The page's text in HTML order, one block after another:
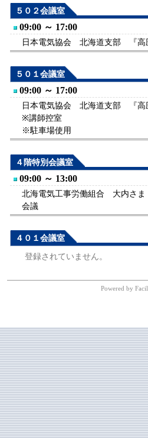
５０２会議室
09:00 ～ 17:00
日本電気協会 北海道支部 『高
５０１会議室
09:00 ～ 17:00
日本電気協会 北海道支部 『高
※講師控室
※駐車場使用
４階特別会議室
09:00 ～ 13:00
北海電気工事労働組合 大内さ
会議
４０１会議室
登録されていません。
Powered by